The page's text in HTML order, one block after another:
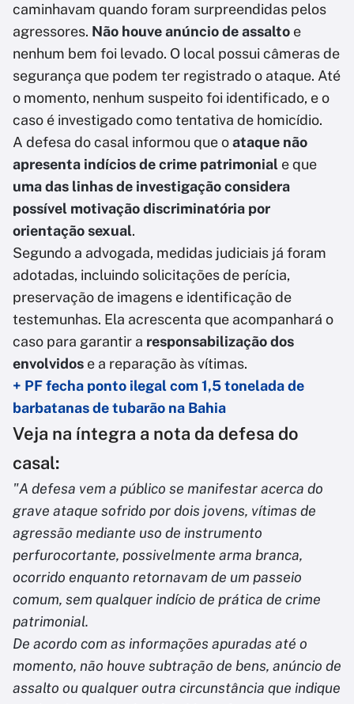
caminhavam quando foram surpreendidas pelos
agressores. Não houve anúncio de assalto e
nenhum bem foi levado. O local possui câmeras de
segurança que podem ter registrado o ataque. Até
o momento, nenhum suspeito foi identificado, e o
caso é investigado como tentativa de homicídio.
A defesa do casal informou que oataque não
apresenta indícios de crime patrimonial e que
uma das linhas de investigação considera
possível motivação discriminatória por
orientação sexual.
Segundo a advogada, medidas judiciais já foram
adotadas, incluindo solicitações de perícia,
preservação de imagens e identificação de
testemunhas. Ela acrescenta que acompanhará o
caso para garantir a responsabilização dos
envolvidos e a reparação às vítimas.
+ PF fecha ponto ilegal com 1,5 tonelada de
barbatanas de tubarão na Bahia
Veja na íntegra a nota da defesa do
casal:
"A defesa vem a público se manifestar acerca do
grave ataque sofrido por dois jovens, vítimas de
agressão mediante uso de instrumento
perfurocortante, possivelmente arma branca,
ocorrido enquanto retornavam de um passeio
comum, sem qualquer indício de prática de crime
patrimonial.
De acordo com as informações apuradas até o
momento, não houve subtração de bens, anúncio de
assalto ou qualquer outra circunstância que indique